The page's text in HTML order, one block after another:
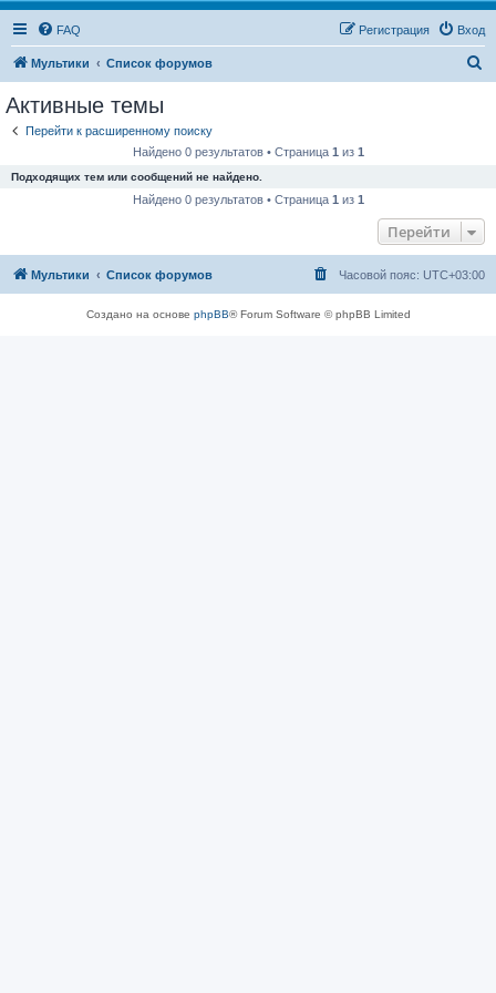
FAQ Вход
Регистрация
Мультики Список форумов
Активные темы
Перейти к расширенному поиску
Найдено 0 результатов • Страница 1 из 1
Подходящих тем или сообщений не найдено.
Найдено 0 результатов • Страница 1 из 1
Перейти
Мультики Список форумов Часовой пояс: UTC+03:00
Создано на основе phpBB® Forum Software © phpBB Limited